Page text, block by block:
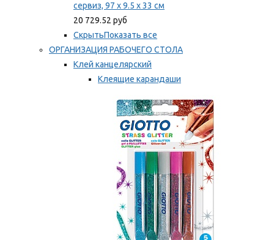
сервиз, 97 x 9.5 x 33 см
20 729.52 руб
СкрытьПоказать все
ОРГАНИЗАЦИЯ РАБОЧЕГО СТОЛА
Клей канцелярский
Клеящие карандаши
Мы рекомендуем